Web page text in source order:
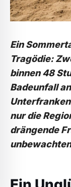
Ein
Tragödie:
binnen 48
Badeunfall
nur die
drängende